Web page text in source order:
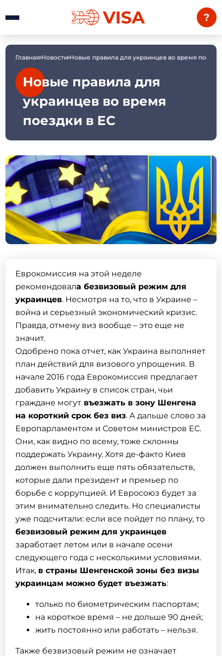
?
Главная Новости Новые правила для украинцев во время
Новые правила для
украинцев во время
поездки в ЕС
Еврокомиссия на этой неделе
рекомендовала безвизовый режим для
украинцев. Несмотря на то, что в Украине –
война и серьезный экономический кризис.
Правда, отмену виз вообще – это еще не
значит.
Одобрено пока отчет, как Украина выполняет
план действий для визового упрощения. В
начале 2016 года Еврокомиссия предлагает
добавить Украину в список стран, чьи
граждане могут въезжать в зону Шенгена
на короткий срок без виз. А дальше слово за
Европарламентом и Советом министров ЕС.
Они, как видно по всему, тоже склонны
поддержать Украину. Хотя де-факто Киев
должен выполнить еще пять обязательств,
которые дали президент и премьер по
борьбе с коррупцией. И Евросоюз будет за
этим внимательно следить. Но специалисты
уже подсчитали: если все пойдет по плану, то
безвизовый режим для украинцев
заработает летом или в начале осени
следующего года с несколькими условиями.
Итак, в страны Шенгенской зоны без визы
украинцам можно будет въезжать:
только по биометрическим паспортам;
на короткое время – не дольше 90 дней;
жить постоянно или работать – нельзя.
Также безвизовый режим не означает